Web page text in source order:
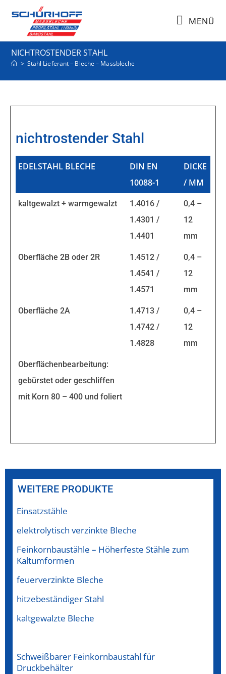
MENÜ
NICHTROSTENDER STAHL
> Stahl Lieferant – Bleche – Massbleche
nichtrostender Stahl
EDELSTAHL BLECHE
DIN EN
10088-1
DICKE
/ MM
kaltgewalzt + warmgewalzt
1.4016 /
1.4301 /
1.4401
0,4 –
12
mm
Oberfläche 2B oder 2R
1.4512 /
1.4541 /
1.4571
0,4 –
12
mm
Oberfläche 2A
1.4713 /
1.4742 /
1.4828
0,4 –
12
mm
Oberflächenbearbeitung:
gebürstet oder geschliffen
mit Korn 80 – 400 und foliert
WEITERE PRODUKTE
Einsatzstähle
elektrolytisch verzinkte Bleche
Feinkornbaustähle – Höherfeste Stähle zum
Kaltumformen
feuerverzinkte Bleche
hitzebeständiger Stahl
kaltgewalzte Bleche
Schweißbarer Feinkornbaustahl für
Druckbehälter